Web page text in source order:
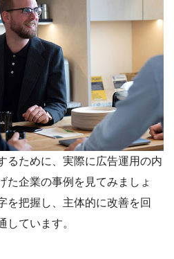
るために、実際に広告運用の内
た企業の事例を見てみましょ
を把握し、主体的に改善を回
しています。